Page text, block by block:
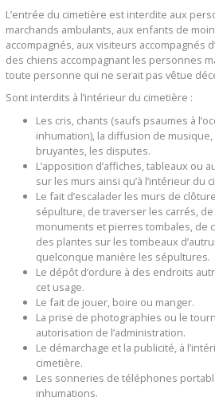
L’entrée du cimetière est interdite aux
marchands ambulants, aux enfants de
accompagnés, aux visiteurs accompagnés
des chiens accompagnant les personnes
toute personne qui ne serait pas vêtue
Sont interdits à l’intérieur du cimetière :
Les cris, chants (saufs psaumes à
inhumation), la diffusion de
bruyantes, les disputes.
L’apposition d’affiches, tableaux ou
sur les murs ainsi qu’à l’intérieur du
Le fait d’escalader les murs de
sépulture, de traverser les carrés,
monuments et pierres tombales, de
des plantes sur les tombeaux
quelconque manière les sépultures.
Le dépôt d’ordure à des endroits
cet usage.
Le fait de jouer, boire ou manger.
La prise de photographies ou le
autorisation de l’administration.
Le démarchage et la publicité, à
cimetière.
Les sonneries de téléphones
inhumations.